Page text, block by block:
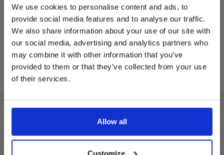
We use cookies to personalise content and ads, to
provide social media features and to analyse our traffic.
We also share information about your use of our site with
our social media, advertising and analytics partners who
may combine it with other information that you’ve
provided to them or that they’ve collected from your use
of their services.
Allow all
Customize
De frames zijn momenteel alleen verkrijgbaar in de
In onze showroom vind je een uitgebreide selectie
designmeubelen van gerenommeerde Nederlandse en Europese
merken. Onder andere showroommodellen vanHarvink ,
Gelderland,Swedese,Sculptures JeuxenArtisanzijn nu extra
voordelig verkrijgbaar. Profiteer van unieke aanbiedingen zolang
de voorraad strekt!
Liever nieuw bestellen? Ook dan krijgt u een vriendelijke
designmeubel geheel naar wens samen te stellen, met de
mag verwachten.
Kom langs in onze showroom, doe inspiratie op en ontdek de
mooiste aanbiedingen tijdens de
Summer Sale van Snip